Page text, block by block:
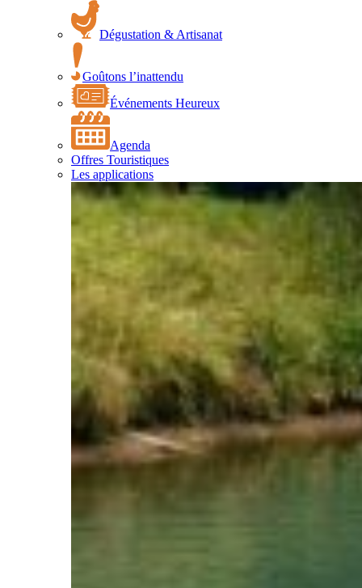
Dégustation & Artisanat
Goûtons l’inattendu
Événements Heureux
Agenda
Offres Touristiques
Les applications